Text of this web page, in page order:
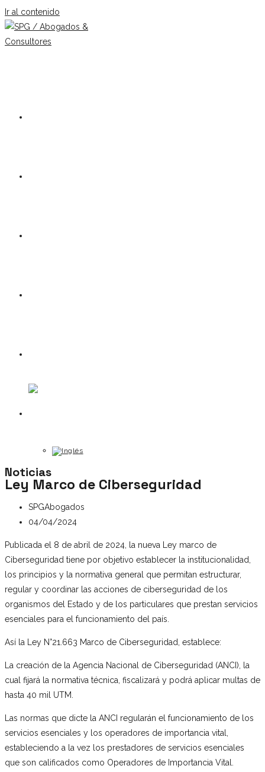
Ir al contenido
Noticias
Ley Marco de Ciberseguridad
SPGAbogados
04/04/2024
Publicada el 8 de abril de 2024, la nueva Ley marco de
Ciberseguridad tiene por objetivo establecer la institucionalidad,
los principios y la normativa general que permitan estructurar,
regular y coordinar las acciones de ciberseguridad de los
organismos del Estado y de los particulares que prestan servicios
esenciales para el funcionamiento del país.
Así la Ley N°21.663 Marco de Ciberseguridad, establece:
La creación de la Agencia Nacional de Ciberseguridad (ANCI), la
cual fijará la normativa técnica, fiscalizará y podrá aplicar multas de
hasta 40 mil UTM.
Las normas que dicte la ANCI regularán el funcionamiento de los
servicios esenciales y los operadores de importancia vital,
estableciendo a la vez los prestadores de servicios esenciales
que son calificados como Operadores de Importancia Vital.